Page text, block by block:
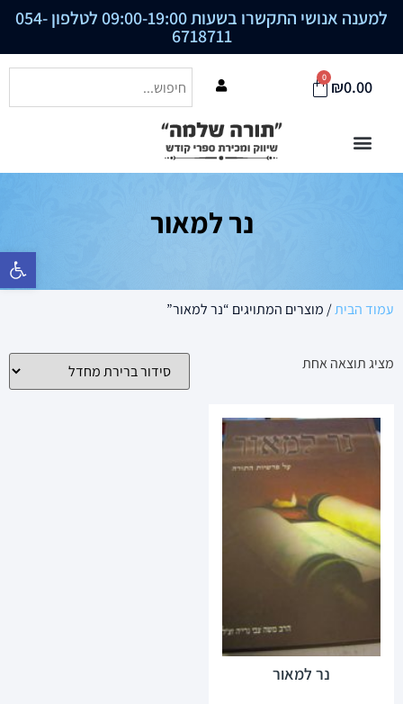
פתח סרגל
למענה אנושי התקשרו בשעות 09:00-19:00 לטלפון 054-
6718711
₪0.00
0
נר למאור
עמוד הבית/ מוצרים המתויגים “נר למאור”
מציג תוצאה אחת
נר למאור